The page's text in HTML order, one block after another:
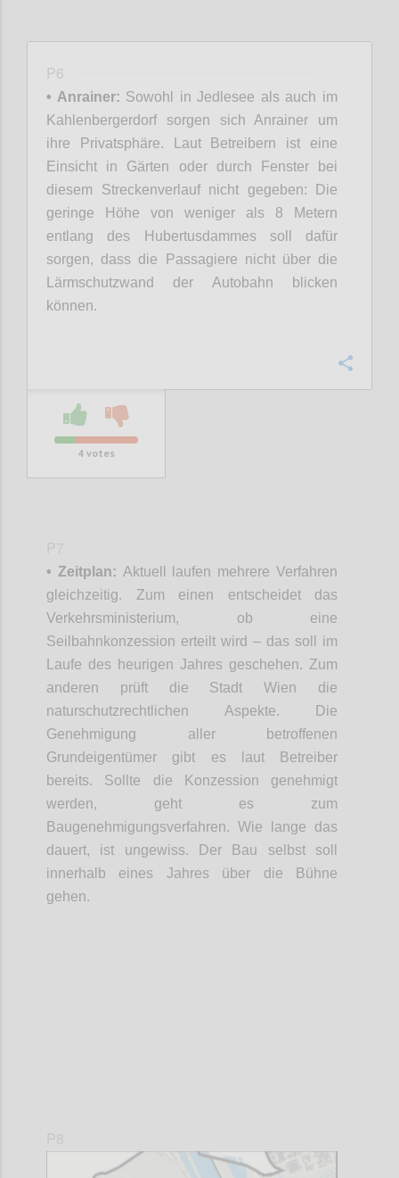
P6
• Anrainer: Sowohl in Jedlesee als auch im
Kahlenbergerdorf sorgen sich Anrainer um
ihre Privatsphäre. Laut Betreibern ist eine
Einsicht in Gärten oder durch Fenster bei
diesem Streckenverlauf nicht gegeben: Die
geringe Höhe von weniger als 8 Metern
entlang des Hubertusdammes soll dafür
sorgen, dass die Passagiere nicht über die
Lärmschutzwand der Autobahn blicken
können.
4 votes
• Zeitplan: Aktuell laufen mehrere Verfahren
gleichzeitig. Zum einen entscheidet das
Verkehrsministerium, ob eine
Seilbahnkonzession erteilt wird – das soll im
Laufe des heurigen Jahres geschehen. Zum
anderen prüft die Stadt Wien die
naturschutzrechtlichen Aspekte. Die
Genehmigung aller betroffenen
Grundeigentümer gibt es laut Betreiber
bereits. Sollte die Konzession genehmigt
werden, geht es zum
Baugenehmigungsverfahren. Wie lange das
dauert, ist ungewiss. Der Bau selbst soll
innerhalb eines Jahres über die Bühne
gehen.